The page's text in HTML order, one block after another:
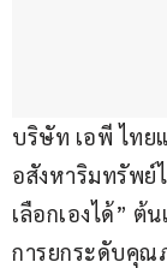
บริษัท เอพี ไทย
อสังหาริมทรัพย์
เลือกเองได้”
การยกระดับคุณ